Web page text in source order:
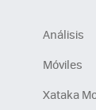
Análisis
Móviles
Xataka